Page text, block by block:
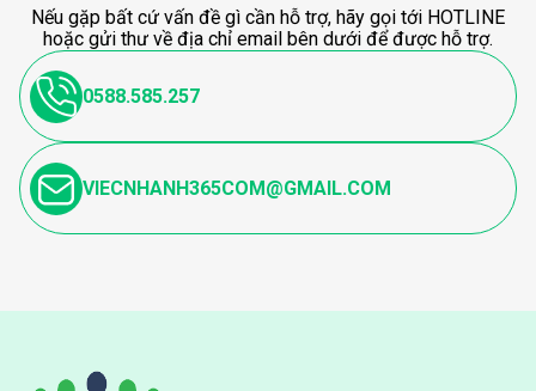
Nếu gặp bất cứ vấn đề gì cần hỗ trợ, hãy gọi tới HOTLINE
hoặc gửi thư về địa chỉ email bên dưới để được hỗ trợ.
0588.585.257
VIECNHANH365COM@GMAIL.COM